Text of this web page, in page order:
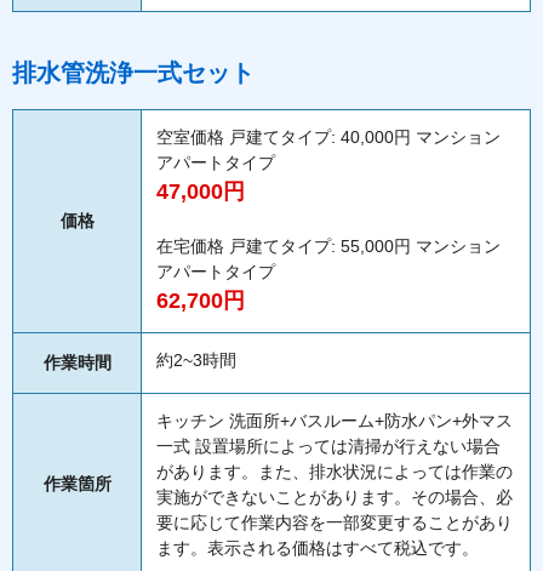
排水管洗浄一式セット
価格
空室価格 戸建てタイプ: 40,000円 マンション
アパートタイプ
47,000円
在宅価格 戸建てタイプ: 55,000円 マンション
アパートタイプ
62,700円
作業時間 約2~3時間
作業箇所
キッチン 洗面所+バスルーム+防水パン+外マス
一式 設置場所によっては清掃が行えない場合
があります。また、排水状況によっては作業の
実施ができないことがあります。その場合、必
要に応じて作業内容を一部変更することがあり
ます。表示される価格はすべて税込です。